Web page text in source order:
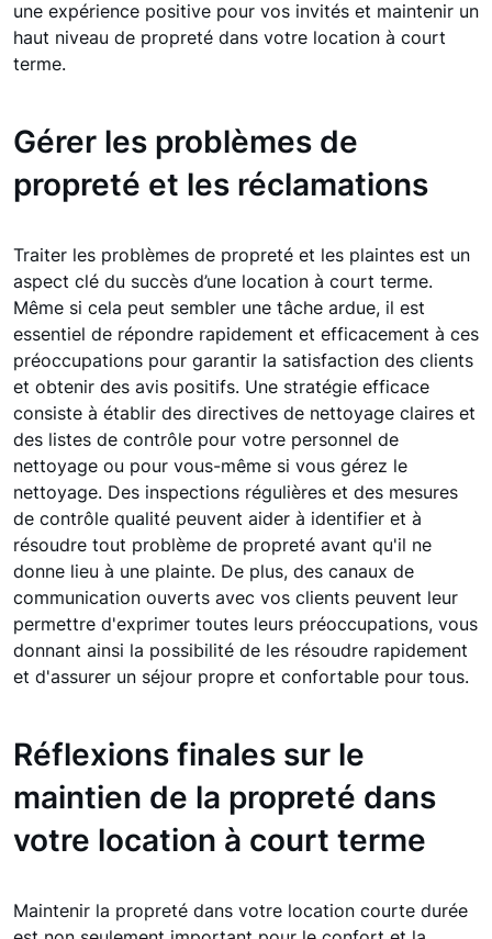
une expérience positive pour vos invités et maintenir un
haut niveau de propreté dans votre location à court
terme.
Gérer les problèmes de
propreté et les réclamations
Traiter les problèmes de propreté et les plaintes est un
aspect clé du succès d’une location à court terme.
Même si cela peut sembler une tâche ardue, il est
essentiel de répondre rapidement et efficacement à ces
préoccupations pour garantir la satisfaction des clients
et obtenir des avis positifs. Une stratégie efficace
consiste à établir des directives de nettoyage claires et
des listes de contrôle pour votre personnel de
nettoyage ou pour vous-même si vous gérez le
nettoyage. Des inspections régulières et des mesures
de contrôle qualité peuvent aider à identifier et à
résoudre tout problème de propreté avant qu'il ne
donne lieu à une plainte. De plus, des canaux de
communication ouverts avec vos clients peuvent leur
permettre d'exprimer toutes leurs préoccupations, vous
donnant ainsi la possibilité de les résoudre rapidement
et d'assurer un séjour propre et confortable pour tous.
Réflexions finales sur le
maintien de la propreté dans
votre location à court terme
Maintenir la propreté dans votre location courte durée